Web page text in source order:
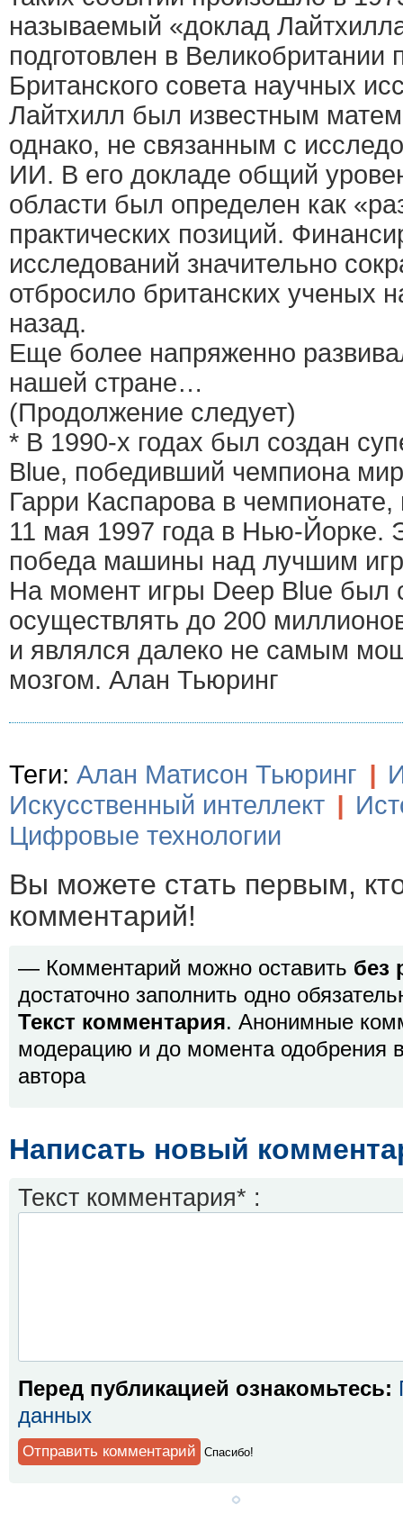
называемый «доклад
подготовлен в Великобритании
Британского совета научных
Лайтхилл был известным
однако, не связанным с
ИИ. В его докладе общий
области был определен как
практических позиций.
исследований значительно
отбросило британских ученых
назад.
Еще более напряженно
нашей стране…
(Продолжение следует)
* В 1990-х годах был создан
Blue, победивший чемпиона
Гарри Каспарова в
11 мая 1997 года в Нью-Йорке.
победа машины над лучшим
На момент игры Deep Blue был
осуществлять до 200
и являлся далеко не самым
мозгом. Алан Тьюринг
Теги: Алан Матисон Тьюринг |
Искусственный интеллект |
Цифровые технологии
Вы можете стать первым,
комментарий!
— Комментарий можно оставить без
достаточно заполнить одно
Текст комментария. Анонимные
модерацию и до момента одобрения
автора
Написать новый
Текст комментария* :
Перед публикацией ознакомьтесь:
данных
Спaсибо!